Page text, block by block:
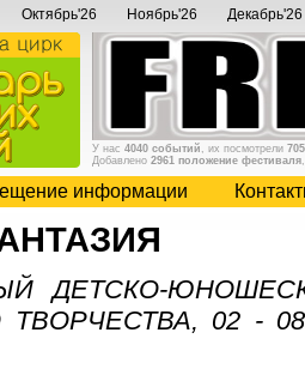
Октябрь'26 Ноябрь'26 Декабрь'26
У нас 4040 событий , их посмотрели
Добавлено 2961 положение фестиваля
информации
ДЕТСКО-
02 - 08